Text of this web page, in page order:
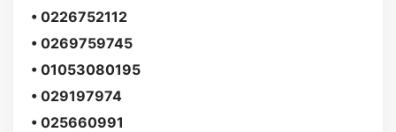
• 0226752112
• 0269759745
• 01053080195
• 029197974
• 025660991